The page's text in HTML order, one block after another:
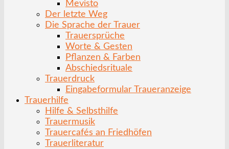
Mevisto
Der letzte Weg
Die Sprache der Trauer
Trauersprüche
Worte & Gesten
Pflanzen & Farben
Abschiedsrituale
Trauerdruck
Eingabeformular Traueranzeige
Trauerhilfe
Hilfe & Selbsthilfe
Trauermusik
Trauercafés an Friedhöfen
Trauerliteratur